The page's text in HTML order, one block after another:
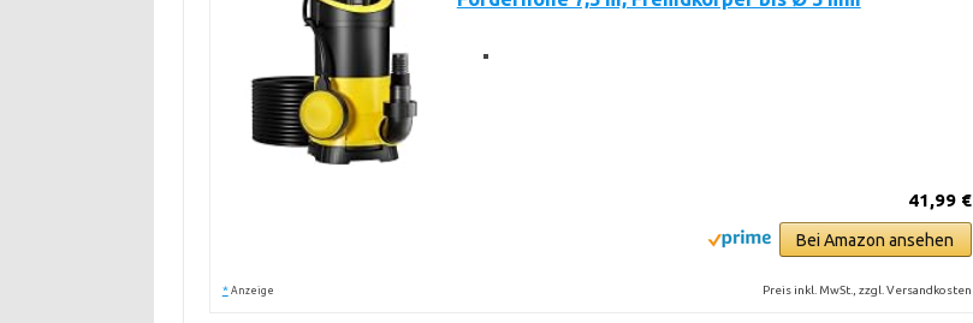
41,99 €
Bei Amazon ansehen
* Anzeige Preis inkl. MwSt., zzgl. Versandkosten